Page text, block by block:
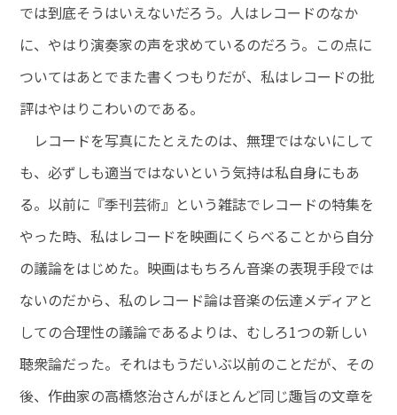
では到底そうはいえないだろう。人はレコードのなか
に、やはり演奏家の声を求めているのだろう。この点に
ついてはあとでまた書くつもりだが、私はレコードの批
評はやはりこわいのである。
レコードを写真にたとえたのは、無理ではないにして
も、必ずしも適当ではないという気持は私自身にもあ
る。以前に『季刊芸術』という雑誌でレコードの特集を
やった時、私はレコードを映画にくらべることから自分
の議論をはじめた。映画はもちろん音楽の表現手段では
ないのだから、私のレコード論は音楽の伝達メディアと
しての合理性の議論であるよりは、むしろ1つの新しい
聴衆論だった。それはもうだいぶ以前のことだが、その
後、作曲家の高橋悠治さんがほとんど同じ趣旨の文章を